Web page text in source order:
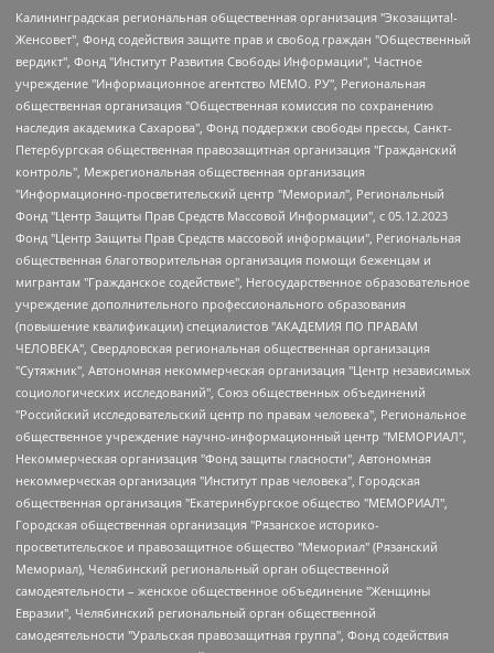
Калининградская региональная общественная организация "Экозащита!-Женсовет", Фонд содействия защите прав и свобод граждан "Общественный вердикт", Фонд "Институт Развития Свободы Информации", Частное учреждение "Информационное агентство МЕМО. РУ", Региональная общественная организация "Общественная комиссия по сохранению наследия академика Сахарова", Фонд поддержки свободы прессы, Санкт-Петербургская общественная правозащитная организация "Гражданский контроль", Межрегиональная общественная организация "Информационно-просветительский центр "Мемориал", Региональный Фонд "Центр Защиты Прав Средств Массовой Информации", с 05.12.2023 Фонд "Центр Защиты Прав Средств массовой информации", Региональная общественная благотворительная организация помощи беженцам и мигрантам "Гражданское содействие", Негосударственное образовательное учреждение дополнительного профессионального образования (повышение квалификации) специалистов "АКАДЕМИЯ ПО ПРАВАМ ЧЕЛОВЕКА", Свердловская региональная общественная организация "Сутяжник", Автономная некоммерческая организация "Центр независимых социологических исследований", Союз общественных объединений "Российский исследовательский центр по правам человека", Региональное общественное учреждение научно-информационный центр "МЕМОРИАЛ", Некоммерческая организация "Фонд защиты гласности", Автономная некоммерческая организация "Институт прав человека", Городская общественная организация "Екатеринбургское общество "МЕМОРИАЛ", Городская общественная организация "Рязанское историко-просветительское и правозащитное общество "Мемориал" (Рязанский Мемориал), Челябинский региональный орган общественной самодеятельности – женское общественное объединение "Женщины Евразии", Челябинский региональный орган общественной самодеятельности "Уральская правозащитная группа", Фонд содействия защите здоровья и социальной справедливости имени Андрея Рылькова, Автономная Некоммерческая Организация "Аналитический Центр Юрия Левады", Автономная некоммерческая организация социальной поддержки населения "Проект Апрель", Региональная общественная организация помощи женщинам и детям, находящимся в кризисной ситуации "Информационно-методический центр "Анна", Фонд содействия развитию массовых коммуникаций и правовому просвещению "Так-так-Так", Фонд содействия устойчивому развитию "Серебряная тайга", Свердловский региональный общественный фонд социальных проектов "Новое время", "Idel.Реалии", Кавказ.Реалии, Крым.Реалии, Телеканал Настоящее Время, Татаро-башкирская служба Радио Свобода (Azatliq Radiosi), Радио Свободная Европа/Радио Свобода (PCE/PC), "Сибирь.Реалии", "Фактограф", Благотворительный фонд помощи осужденным и их семьям, Автономная некоммерческая организация "Институт глобализации и социальных движений", Фонд "В защиту прав заключенных", Частное учреждение "Центр поддержки и содействия развитию средств массовой информации", Пензенский региональный общественный благотворительный фонд "Гражданский союз", "Север.Реалии", Некоммерческая организация Фонд "Правовая инициатива", Общество с ограниченной ответственностью "Радио Свободная Европа/Радио Свобода", Чешское информационное агентство "MEDIUM-ORIENT", Красноярская региональная общественная организация "Мы против СПИДа", Камалягин Денис Николаевич, Маркелов Сергей Евгеньевич, Пономарев Лев Александрович, Савицкая Людмила Алексеевна, Автономная некоммерческая организация "Центр по работе с проблемой насилия "НАСИЛИЮ.НЕТ", Межрегиональный профессиональный союз работников здравоохранения "Альянс врачей", Юридическое лицо, зарегистрированное в Латвийской Республике, SIA "Medusa Project" (регистрационный номер 40103797863, дата регистрации 10.06.2014), Некоммерческая организация "Фонд по борьбе с коррупцией", Автономная некоммерческая организация "Институт права и публичной политики", Баданин Роман Сергеевич, Гликин Максим Александрович, Железнова Мария Михайловна, Лукьянова Юлия Сергеевна, Маетная Елизавета Витальевна, Маняхин Петр Борисович, Чуракова Ольга Владимировна, Ярош Юлия Петровна, Юридическое лицо "The Insider SIA", зарегистрированное в Риге, Латвийская Республика (дата регистрации 26.06.2015), являющееся администратором доменного имени интернет-издания "The Insider SIA", https://theins.ru, Постернак Алексей Евгеньевич, Рубин Михаил Аркадьевич, Анин Роман Александрович, Юридическое лицо Istories fonds, зарегистрированное в Латвийской Республике (регистрационный номер 50008295751, дата регистрации 24.02.2020), Великовский Дмитрий Александрович, Долинина Ирина Николаевна, Мароховская Алеся Алексеевна, Шлейнов Роман Юрьевич, Шмагун Олеся Валентиновна, Общество с ограниченной ответственностью "Альтаир 2021", Общество с ограниченной ответственностью "Вега 2021", Общество с ограниченной ответственностью "Главный редактор 2021", Общество с ограниченной ответственностью "Ромашки монолит", Важенков Артем Валерьевич, Ивановская областная общественная организация "Центр гендерных исследований", Гурман Юрий Альбертович, Медиапроект "ОВД-Инфо", Егоров Владимир Владимирович, Жилинский Владимир Александрович, Общество с ограниченной ответственностью "ЗП", Иванова София Юрьевна, Карезина Инна Павловна, Кильтау Екатерина Викторовна, Петров Алексей Викторович, Пискунов Сергей Евгеньевич, Смирнов Сергей Сергеевич, Тихонов Михаил Сергеевич, Общество с ограниченной ответственностью "ЖУРНАЛИСТ-ИНОСТРАННЫЙ АГЕНТ", Арапова Галина Юрьевна, Вольтская Татьяна Анатольевна, Американская компания "Mason G.E.S. Anonymous Foundation" (США), являющаяся владельцем интернет-издания https://mnews.world/, Компания "Stichting Bellingcat", зарегистрированная в Нидерландах (дата регистрации 11.07.2018), Захаров Андрей Вячеславович, Клепиковская Екатерина Дмитриевна, Общество с ограниченной ответственностью "МЕМО", Перл Роман Александрович, Симонов Евгений Алексеевич, Соловьева Елена Анатольевна, Сотников Даниил Владимирович, Сурначева Елизавета Дмитриевна, Автономная некоммерческая организация по защите прав человека и информированию населения "Якутия – Наше Мнение", Общество с ограниченной ответственностью "Москоу диджитал медиа", с 26.01.2023 Общество с ограниченной ответственностью "Чайка Белые сады", Ветошкина Валерия Валерьевна, Заговора Максим Александрович, Межрегиональное общественное движение "Российская ЛГБТ - сеть", Оленичев Максим Владимирович, Павлов Иван Юрьевич, Скворцова Елена Сергеевна, Общество с ограниченной ответственностью "Как бы инагент", Кочетков Игорь Викторович, Общество с ограниченной ответственностью "Честные выборы", Еланчик Олег Александрович, Общество с ограниченной ответственностью "Нобелевский призыв", Гималова Регина Эмилевна, Григорьев Андрей Валерьевич, Григорьева Алина Александровна, Ассоциация по содействию защите прав призывников, альтернативнослужащих и военнослужащих "Правозащитная группа "Гражданин.Армия.Право", Хисамова Регина Фаритовна, Автономная некоммерческая организация по реализации социально-правовых программ "Лилит", Дальневосточное общественное движение "Маяк", Санкт-Петербургская ЛГБТ-инициативная группа "Выход", Инициативная группа ЛГБТ+ "Реверс", Алексеев Андрей Викторович, Бекбулатова Таисия Львовна, Беляев Иван Михайлович, Владыкина Елена Сергеевна, Гельман Марат Александрович, Никульшина Вероника Юрьевна, Толоконникова Надежда Андреевна, Шендерович Виктор Анатольевич, Общество с ограниченной ответственностью "Данное сообщение", Общество с ограниченной ответственностью Издательский дом "Новая глава", Айнбиндер Александра Александровна, Московский комьюнити-центр для ЛГБТ+инициатив, Благотворительный фонд развития филантропии, Deutsche Welle (Германия, Kurt-Schumacher-Strasse 3, 53113 Bonn), Борзунова Мария Михайловна, Воробьев Виктор Викторович, Голубева Анна Львовна, Константинова Алла Михайловна, Малкова Ирина Владимировна, Мурадов Мурад Абдулгалимович, Осетинская Елизавета Николаевна, Понасенков Евгений Николаевич, Ганапольский Матвей Юрьевич, Киселев Евгений Алексеевич, Борухович Ирина Григорьевна, Дремин Иван Тимофеевич, Дубровский Дмитрий Викторович, Красноярская региональная общественная организация поддержки и развития альтернативных образовательных технологий и межкультурных коммуникаций "ИНТЕРРА", Маяковская Екатерина Алексеевна, Фейгин Марк Захарович, Филимонов Андрей Викторович, Дзугкоева Регина Николаевна, Доброхотов Роман Александрович, Дудь Юрий Александрович, Елкин Сергей Владимирович, Кругликов Кирилл Игоревич, Сабунаева Мария Леонидовна, Семенов Алексей Владимирович, Шаинян Карен Багратович, Шульман Екатерина Михайловна, Асафьев Артур Валерьевич, Вахштайн Виктор Семенович, Венедиктов Алексей Алексеевич, Лушникова Екатерина Евгеньевна, Волков Леонид Михайлович, Невзоров Александр Глебович, Пархоменко Сергей Борисович, Сироткин Ярослав Николаевич, Кара-Мурза Владимир Владимирович, Баранова Наталья Владимировна, Гозман Леонид Яковлевич, Кагарлицкий Борис Юльевич, Климарев Михаил Валерьевич, Милов Владимир Станиславович, Автономная некоммерческая организация Краснодарский центр современного искусства "Типография", Моргенштерн Алишер Тагирович, Соболь Любовь Эдуардовна, Общество с ограниченной ответственностью "ЛИЗА НОРМ", Каспаров Гарри Кимович, Ходорковский Михаил Борисович, Общество с ограниченной ответственностью "Апрельские тезисы", Данилович Ирина Брониславовна, Кашин Олег Владимирович, Петров Николай Владимирович, Пивоваров Алексей Владимирович, Соколов Михаил Владимирович, Цветкова Юлия Владимировна, Чичваркин Евгений Александрович, Комитет против пыток/Команда против пыток, Общество с ограниченной ответственностью "Первый научный", Общество с ограниченной ответственностью "Вертолет и ко", Белоцерковская Вероника Борисовна, Кац Максим Евгеньевич, Лазарева Татьяна Юрьевна, Шаведдинов Руслан Табризович, Яшин Илья Валерьевич, Общество с ограниченной ответственностью "Иноагент ААВ", Алешковский Дмитрий Петрович, Альбац Евгения Марковна, Быков Дмитрий Львович, Галямина Юлия Евгеньевна, Лойко Сергей Леонидович, Мартынов Кирилл Константинович, Медведев Сергей Александрович, Крашенинников Федор Геннадиевич, Гордеева Катерина Вл